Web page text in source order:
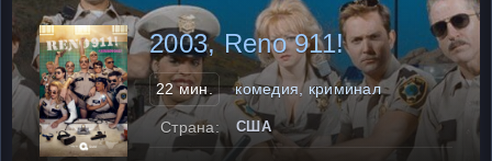
2003, Reno 911!
22 мин. комедия, криминал
Страна: США